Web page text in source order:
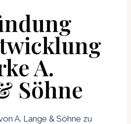
A.
Söhne
A. Lange & Söhne zu